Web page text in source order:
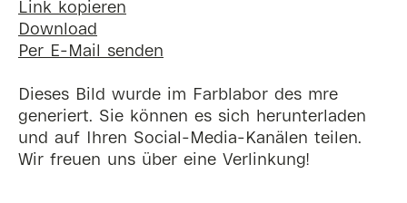
Link kopieren
Download
Per E-Mail senden
Dieses Bild wurde im Farblabor des mre
generiert. Sie können es sich herunterladen
und auf Ihren Social-Media-Kanälen teilen.
Wir freuen uns über eine Verlinkung!